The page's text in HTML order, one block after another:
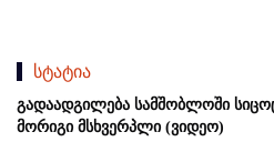
სტატია
გადაადგილება სამშობლოში
მორიგი მსხვერპლი (ვიდეო)